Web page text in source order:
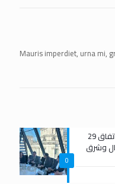
Mauris imperdiet, urna mi,
0
جلسة في البرلمان الألماني تبحث تنفيذ اتفاق 29
وشرق